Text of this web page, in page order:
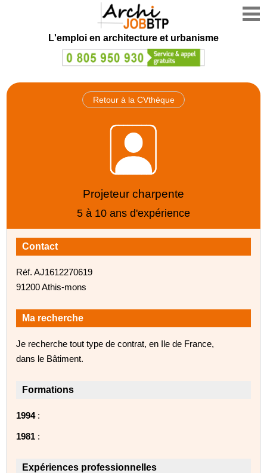
L'emploi en architecture et urbanisme
Retour à la CVthèque
Projeteur charpente
5 à 10 ans d'expérience
Contact
Réf. AJ1612270619
91200 Athis-mons
Ma recherche
Je recherche tout type de contrat, en Ile de France,
dans le Bâtiment.
Formations
1994:
1981 :
Expériences professionnelles